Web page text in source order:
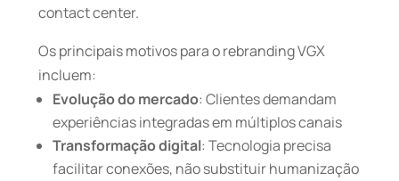
contact center.
Os principais motivos para o rebranding VGX
incluem:
Evolução do mercado: Clientes demandam
experiências integradas em múltiplos canais
Transformação digital: Tecnologia precisa
facilitar conexões, não substituir humanização